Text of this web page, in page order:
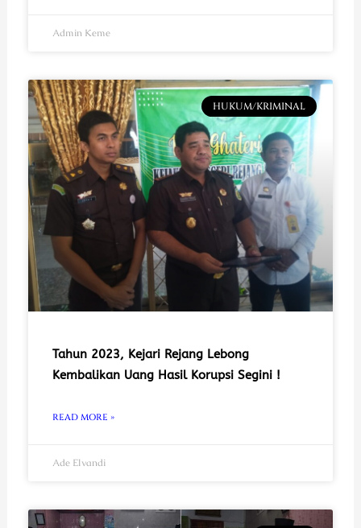
Admin Keme
HUKUM/KRIMINAL
Tahun 2023, Kejari Rejang Lebong
Kembalikan Uang Hasil Korupsi Segini !
READ MORE »
Ade Elvandi